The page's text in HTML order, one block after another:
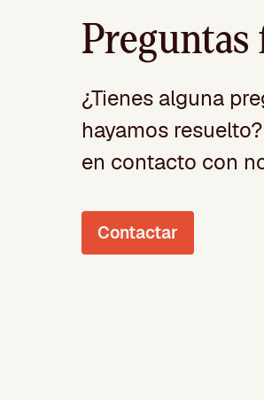
Preguntas
¿Tienes alguna
hayamos
en contacto con
Contactar